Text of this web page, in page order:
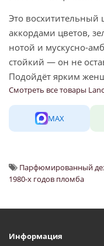
Это восхитительный
аккордами цветов,
нотой и мускусно-
стойкий — он не
Подойдёт ярким
Смотреть все товары
MAX
Парфюмированный
1980-х годов пломба
Информация